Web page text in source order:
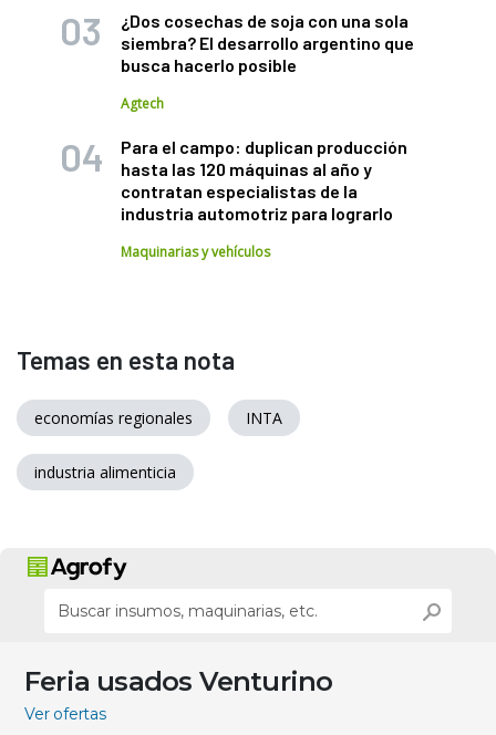
¿Dos cosechas de soja con una sola
siembra? El desarrollo argentino que
busca hacerlo posible
Agtech
Para el campo: duplican producción
hasta las 120 máquinas al año y
contratan especialistas de la
industria automotriz para lograrlo
Maquinarias y vehículos
Temas en esta nota
economías regionales INTA
industria alimenticia
Feria usados Venturino
Ver ofertas